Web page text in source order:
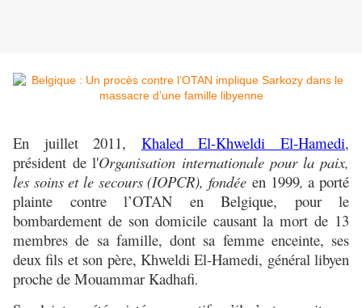
En juillet 2011, Khaled El-Khweldi El-Hamedi,
président de l'Organisation internationale pour la paix,
les soins et le secours (IOPCR), fondée en 1999,a porté
plainte contre l’OTAN en Belgique, pour le
bombardement de son domicile causant la mort de 13
membres de sa famille, dont sa femme enceinte, ses
deux fils et son père, Khweldi El-Hamedi, général libyen
proche de Mouammar Kadhafi.